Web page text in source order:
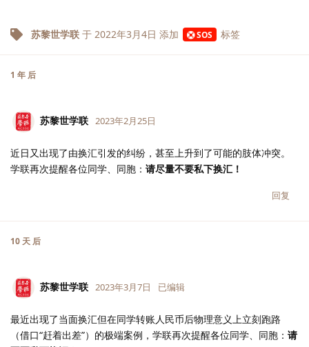
苏黎世学联 于 2022年3月4日 添加 SOS 标签
1 年 后
苏黎世学联 2023年2月25日
近日又出现了由换汇引发的纠纷，甚至上升到了可能的肢体冲突。
学联再次提醒各位同学、同胞： 请尽量不要私下换汇！
回复
10 天 后
苏黎世学联 2023年3月7日 已编辑
最近出现了当面换汇但在同学转账人民币后物理意义上立刻跑路
（借口“赶着出差”）的极端案例，学联再次提醒各位同学、同胞： 请